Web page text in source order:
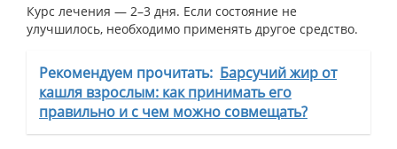
Курс лечения — 2–3 дня. Если состояние не
улучшилось, необходимо применять другое средство.
Рекомендуем прочитать: Барсучий жир от
кашля взрослым: как принимать его
правильно и с чем можно совмещать?